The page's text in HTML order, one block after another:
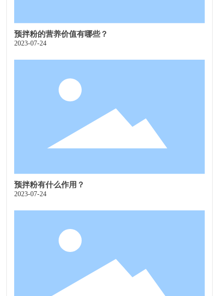
预拌粉的营养价值有哪些？
2023-07-24
预拌粉有什么作用？
2023-07-24